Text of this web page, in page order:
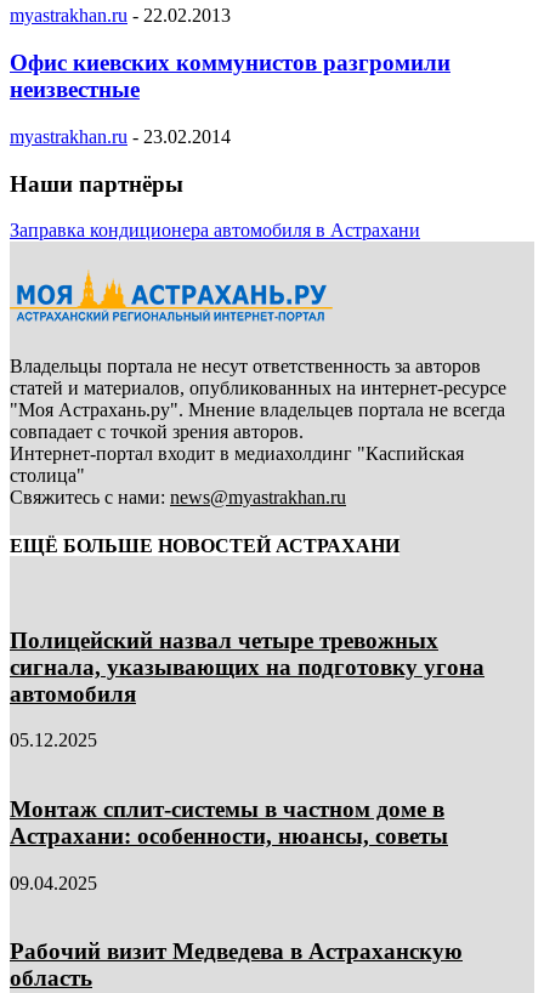
myastrakhan.ru - 22.02.2013
Офис киевских коммунистов разгромили
неизвестные
myastrakhan.ru - 23.02.2014
Наши партнёры
Заправка кондиционера автомобиля в Астрахани
Владельцы портала не несут ответственность за авторов
статей и материалов, опубликованных на интернет-ресурсе
"Моя Астрахань.ру". Мнение владельцев портала не всегда
совпадает с точкой зрения авторов.
Интернет-портал входит в медиахолдинг "Каспийская
столица"
Свяжитесь с нами: news@myastrakhan.ru
ЕЩЁ БОЛЬШЕ НОВОСТЕЙ АСТРАХАНИ
Полицейский назвал четыре тревожных
сигнала, указывающих на подготовку угона
автомобиля
05.12.2025
Монтаж сплит-системы в частном доме в
Астрахани: особенности, нюансы, советы
09.04.2025
Рабочий визит Медведева в Астраханскую
область